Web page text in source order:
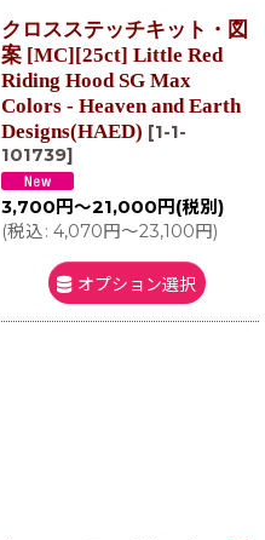
クロスステッチキット・図
案 [MC][25ct] Little Red
Riding Hood SG Max
Colors - Heaven and Earth
Designs(HAED) [1-1-
101739]
3,700 円～21,000 円 (税別)
(税込: 4,070円～23,100円)
オプション選択